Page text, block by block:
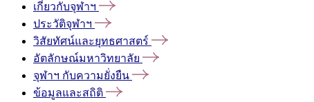
เกี่ยวกับจุฬาฯ
ประวัติจุฬาฯ
วิสัยทัศน์และยุทธศาสตร์
อัตลักษณ์มหาวิทยาลัย
จุฬาฯ กับความยั่งยืน
ข้อมูลและสถิติ